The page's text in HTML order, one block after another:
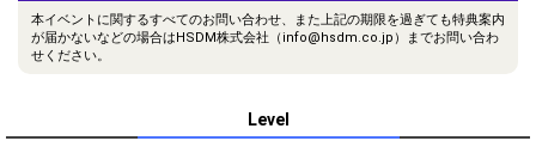
本イベントに関するすべてのお問い合わせ、また上記の期限を過ぎても特典案内
が届かないなどの場合はHSDM株式会社（info@hsdm.co.jp）までお問い合わ
せください。
Level